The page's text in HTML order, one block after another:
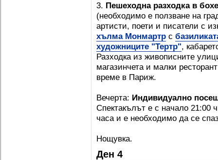
3. Пешеходна разходка в
(необходимо е ползване на
артисти, поети и писатели с
хълма Монмартр с
художниците "Тертр",
Разходка из живописните
магазинчета и малки
време в Париж.
Вечерта: Индивидуално
Спектакълът е с начало 21:00
часа и е необходимо да се
Нощувка.
Ден 4